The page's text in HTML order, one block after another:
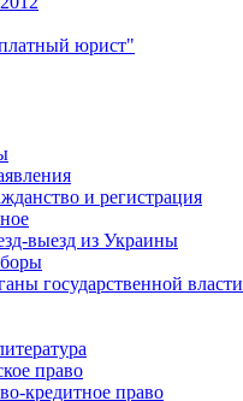
юрист"
и регистрация
выезд из Украины
государственной власти
право
кредитное право